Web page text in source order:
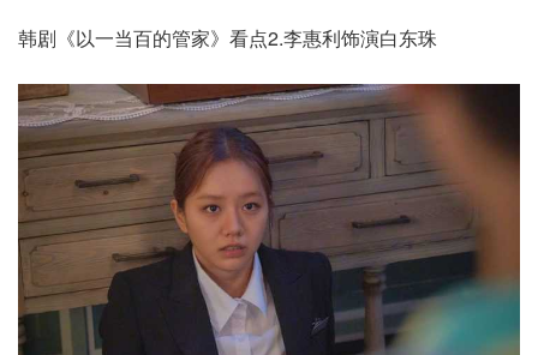
韩剧《以一当百的管家》看点2.李惠利饰演白东珠